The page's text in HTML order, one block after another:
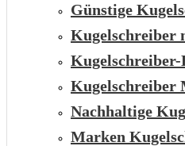
Günstige
Kugelschreiber
Kugelschreiber-
Kugelschreiber
Nachhaltige
Marken